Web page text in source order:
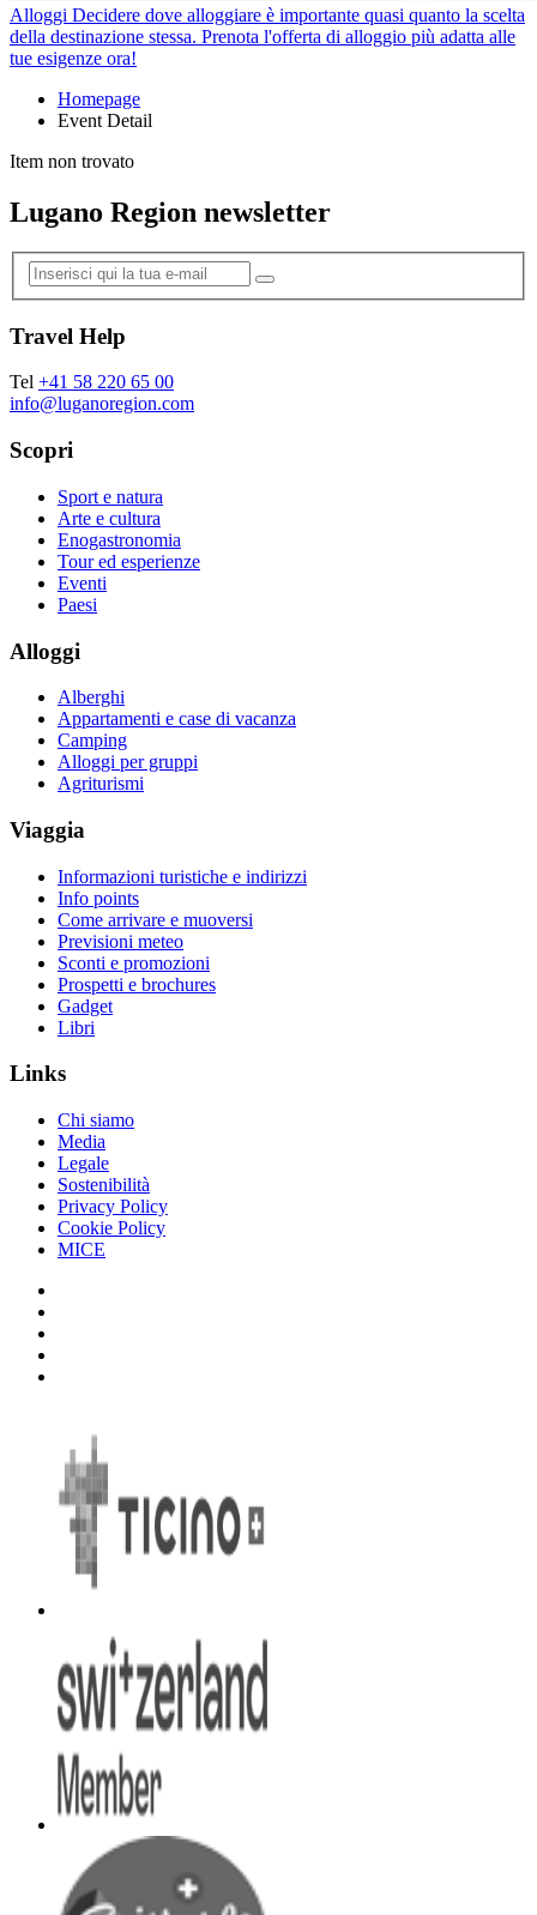
Alloggi Decidere dove alloggiare è importante quasi quanto la scelta
della destinazione stessa. Prenota l'offerta di alloggio più adatta alle
tue esigenze ora!
Homepage
Event Detail
Item non trovato
Lugano Region newsletter
Travel Help
Tel +41 58 220 65 00
info@luganoregion.com
Scopri
Sport e natura
Arte e cultura
Enogastronomia
Tour ed esperienze
Eventi
Paesi
Alloggi
Alberghi
Appartamenti e case di vacanza
Camping
Alloggi per gruppi
Agriturismi
Viaggia
Informazioni turistiche e indirizzi
Info points
Come arrivare e muoversi
Previsioni meteo
Sconti e promozioni
Prospetti e brochures
Gadget
Libri
Links
Chi siamo
Media
Legale
Sostenibilità
Privacy Policy
Cookie Policy
MICE